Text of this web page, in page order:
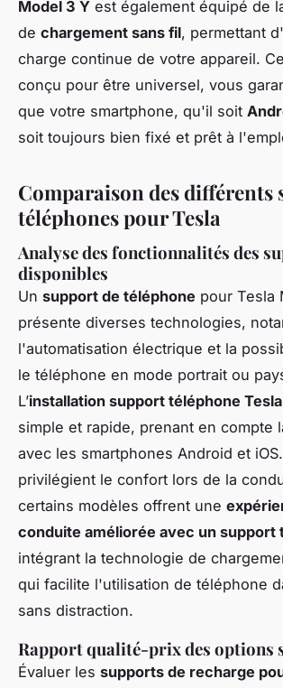
Model 3 Y est également équipé de
de chargement sans fil, permettant
charge continue de votre appareil.
conçu pour être universel, vous
que votre smartphone, qu'il soit
soit toujours bien fixé et prêt à
Comparaison des différents
téléphones pour Tesla
Analyse des fonctionnalités des
disponibles
Un support de téléphone pour Tesla
présente diverses technologies,
l'automatisation électrique et la
le téléphone en mode portrait ou
L’installation support téléphone Tesla
simple et rapide, prenant en compte
avec les smartphones Android et
privilégient le confort lors de la
certains modèles offrent une
conduite améliorée avec un support
intégrant la technologie de
qui facilite l'utilisation de téléphone
sans distraction.
Rapport qualité-prix des options
Évaluer les supports de recharge